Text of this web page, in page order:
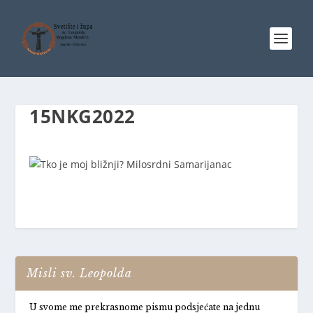
15NKG2022
Misli sv. Leopolda
U svome me prekrasnome pismu podsjećate na jednu